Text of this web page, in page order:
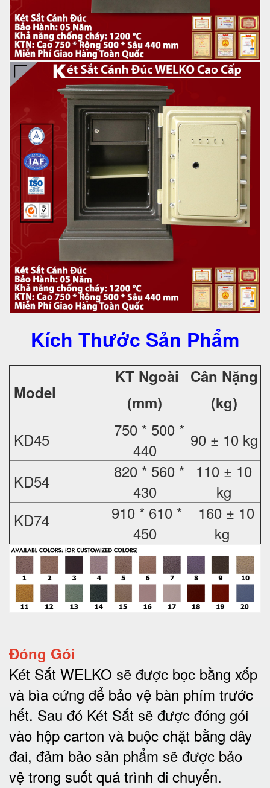
Kích Thước Sản Phẩm
Model
KT Ngoài
(mm)
Cân Nặng
(kg)
KD45
750 * 500 *
440
90 ± 10 kg
KD54
820 * 560 *
430
110 ± 10
kg
KD74
910 * 610 *
450
160 ± 10
kg
Đóng Gói
Két Sắt WELKO sẽ được bọc bằng xốp
và bìa cứng để bảo vệ bàn phím trước
hết. Sau đó Két Sắt sẽ được đóng gói
vào hộp carton và buộc chặt bằng dây
đai, đảm bảo sản phẩm sẽ được bảo
vệ trong suốt quá trình di chuyển.